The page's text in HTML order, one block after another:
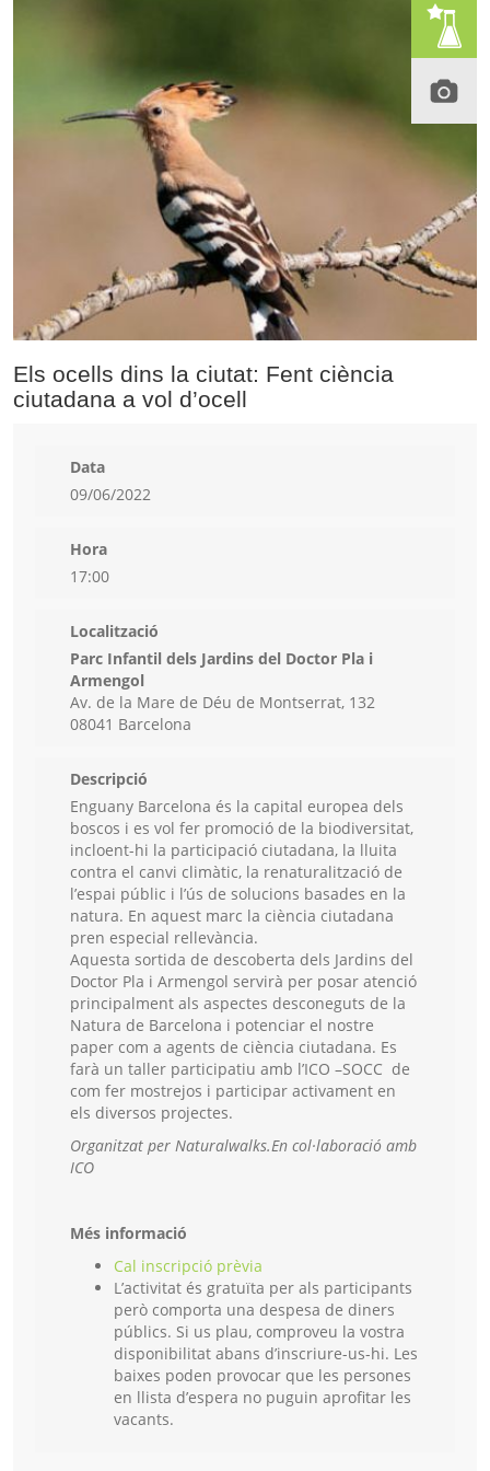
Els ocells dins la ciutat: Fent ciència
ciutadana a vol d’ocell
Data
09/06/2022
Hora
17:00
Localització
Parc Infantil dels Jardins del Doctor Pla i
Armengol
Av. de la Mare de Déu de Montserrat, 132
08041 Barcelona
Descripció
Enguany Barcelona és la capital europea dels
boscos i es vol fer promoció de la biodiversitat,
incloent-hi la participació ciutadana, la lluita
contra el canvi climàtic, la renaturalització de
l’espai públic i l’ús de solucions basades en la
natura. En aquest marc la ciència ciutadana
pren especial rellevància.
Aquesta sortida de descoberta dels Jardins del
Doctor Pla i Armengol servirà per posar atenció
principalment als aspectes desconeguts de la
Natura de Barcelona i potenciar el nostre
paper com a agents de ciència ciutadana. Es
farà un taller participatiu amb l’ICO –SOCC de
com fer mostrejos i participar activament en
els diversos projectes.
Organitzat per Naturalwalks.En col·laboració amb
ICO
Més informació
Cal inscripció prèvia
L’activitat és gratuïta per als participants
però comporta una despesa de diners
públics. Si us plau, comproveu la vostra
disponibilitat abans d’inscriure-us-hi. Les
baixes poden provocar que les persones
en llista d’espera no puguin aprofitar les
vacants.